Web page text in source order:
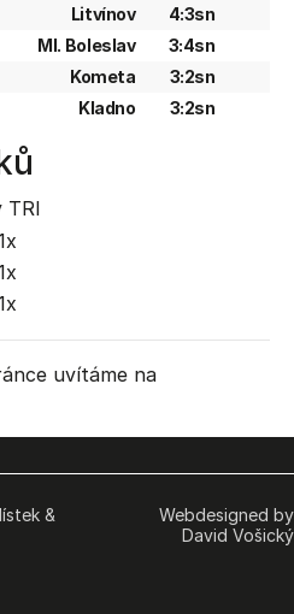
Litvínov
4:3sn
Ml. Boleslav
3:4sn
Kometa
3:2sn
Kladno 3:2sn
TRI
uvítáme na
&
Webdesigned by
David Vošický